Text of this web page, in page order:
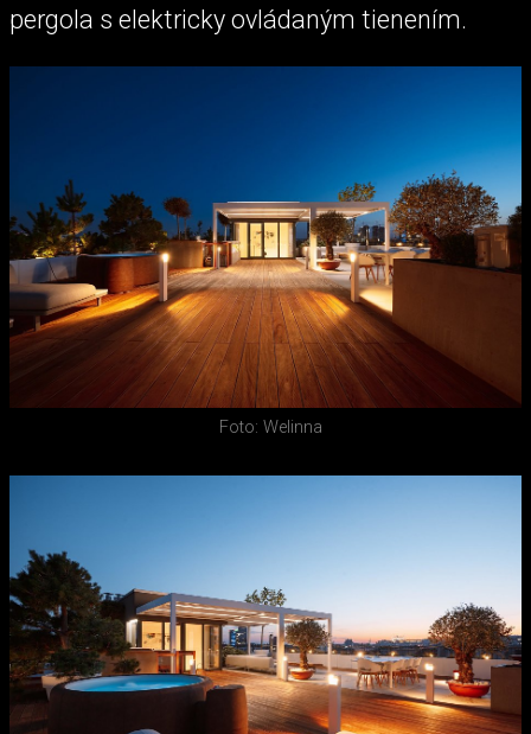
pergola s elektricky ovládaným tienením.
Foto: Welinna